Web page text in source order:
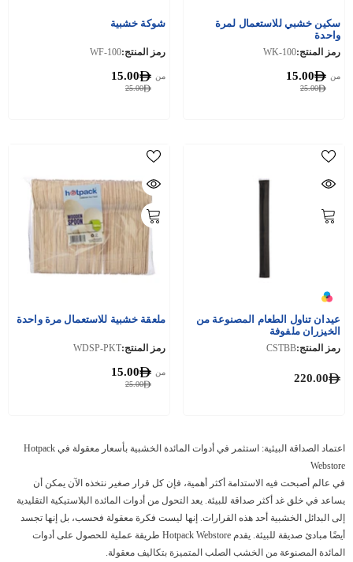
سكين خشبي للاستعمال لمرة
واحدة
رمز المنتج:WK-100
25.00
من 15.00
شوكة خشبية
رمز المنتج:WF-100
25.00
من 15.00
عيدان تناول الطعام المصنوعة من
الخيزران ملفوفة
رمز المنتج:CSTBB
220.00
ملعقة خشبية للاستعمال مرة واحدة
رمز المنتج:WDSP-PKT
25.00
من 15.00
اعتماد الصداقة البيئية: استثمر في أدوات المائدة الخشبية بأسعار معقولة في Hotpack
Webstore
في عالم أصبحت فيه الاستدامة أكثر أهمية، فإن كل قرار صغير نتخذه الآن يمكن أن
يساعد في خلق غد أكثر صداقة للبيئة. يعد التحول من أدوات المائدة البلاستيكية التقليدية
إلى البدائل الخشبية أحد هذه القرارات. إنها ليست فكرة معقولة فحسب، بل إنها تجسد
أيضًا مبادئ صديقة للبيئة. يقدم Hotpack Webstore طريقة عملية للحصول على أدوات
المائدة المصنوعة من الخشب الصلب المتميزة بتكاليف معقولة.